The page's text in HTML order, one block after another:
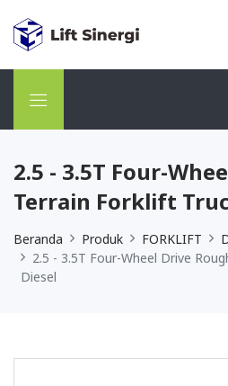
2.5 - 3.5T Four-
Terrain Forklift
Beranda Produk FORKLIFT
2.5 - 3.5T Four-Wheel Drive
Diesel